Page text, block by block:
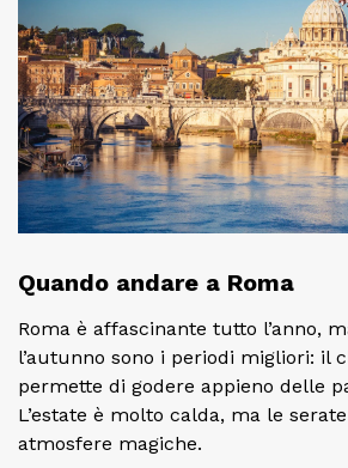
Quando andare a Roma
Roma è affascinante tutto l’anno,
l’autunno sono i periodi migliori: il
permette di godere appieno delle
L’estate è molto calda, ma le
atmosfere magiche.